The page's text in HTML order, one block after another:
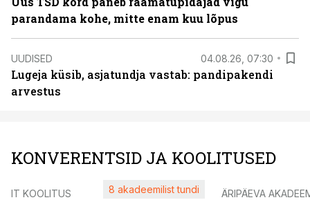
parandama kohe, mitte enam kuu lõpus
UUDISED 04.08.26, 07:30
Lugeja küsib, asjatundja vastab: pandipakendi
arvestus
KONVERENTSID JA KOOLITUSED
IT KOOLITUS 8 akadeemilist tundi ÄRIPÄEVA